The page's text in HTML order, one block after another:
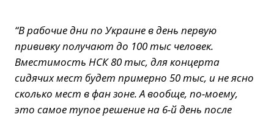
“В рабочие дни по Украине в день первую
прививку получают до 100 тыс человек.
Вместимость НСК 80 тыс, для концерта
сидячих мест будет примерно 50 тыс, и не ясно
сколько мест в фан зоне. А вообще, по-моему,
это самое тупое решение на 6-й день после